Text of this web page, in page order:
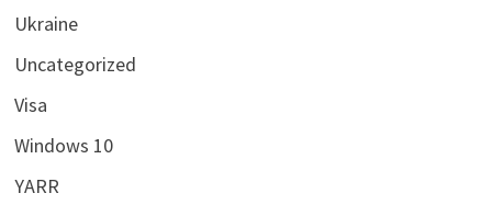
Ukraine
Uncategorized
Visa
Windows 10
YARR